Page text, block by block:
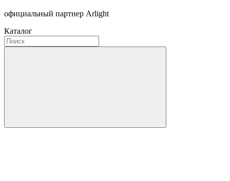
официальный партнер Arlight
Каталог